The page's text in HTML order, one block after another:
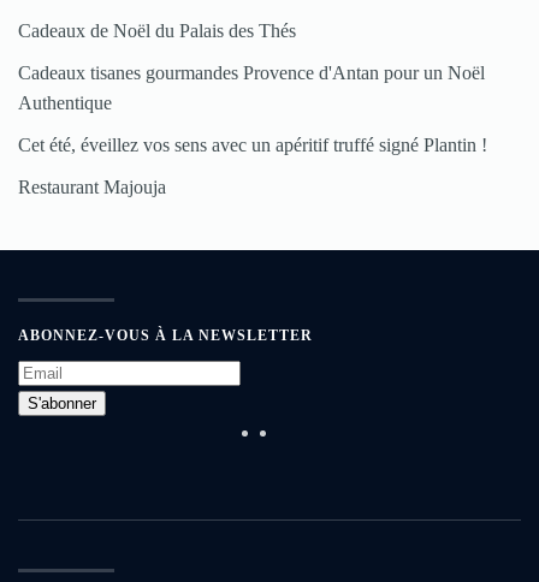
Cadeaux de Noël du Palais des Thés
Cadeaux tisanes gourmandes Provence d'Antan pour un Noël
Authentique
Cet été, éveillez vos sens avec un apéritif truffé signé Plantin !
Restaurant Majouja
ABONNEZ-VOUS À LA NEWSLETTER
S'abonner